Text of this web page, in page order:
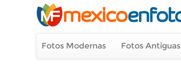
Fotos Modernas Fotos Antiguas